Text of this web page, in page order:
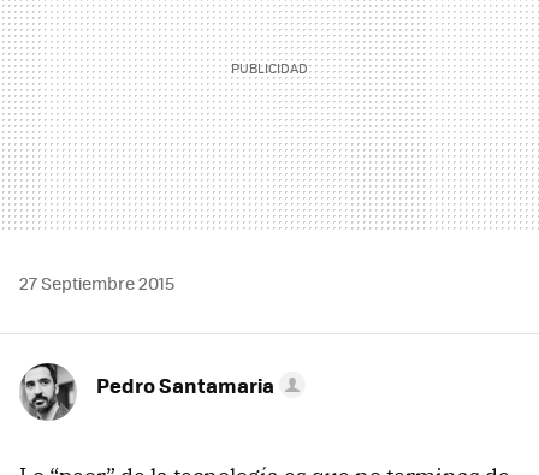
27 Septiembre 2015
Pedro Santamaria